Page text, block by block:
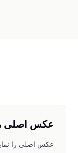
عکس اصلی
عکس اصلی را